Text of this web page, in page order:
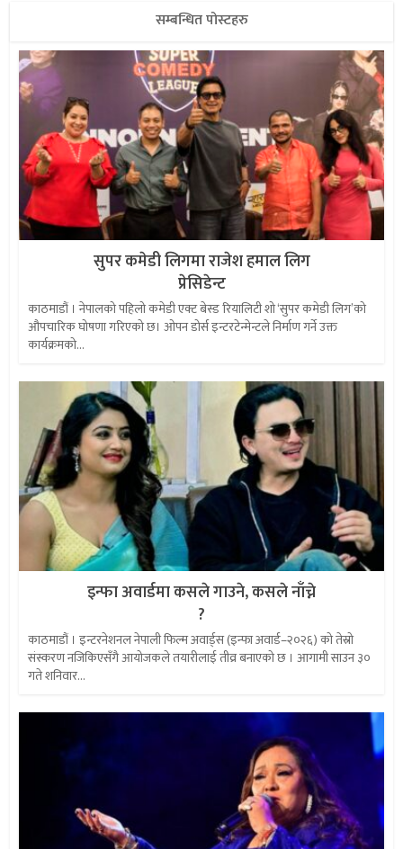
सम्बन्धित पोस्टहरु
सुपर कमेडी लिगमा राजेश हमाल लिग
प्रेसिडेन्ट
काठमाडौं । नेपालको पहिलो कमेडी एक्ट बेस्ड रियालिटी शो ‘सुपर कमेडी लिग’को
औपचारिक घोषणा गरिएको छ। ओपन डोर्स इन्टरटेन्मेन्टले निर्माण गर्ने उक्त
कार्यक्रमको...
इन्फा अवार्डमा कसले गाउने, कसले नाँच्ने
?
काठमाडौं । इन्टरनेशनल नेपाली फिल्म अवार्ड्स (इन्फा अवार्ड–२०२६) को तेस्रो
संस्करण नजिकिएसँगै आयोजकले तयारीलाई तीव्र बनाएको छ । आगामी साउन ३०
गते शनिवार...